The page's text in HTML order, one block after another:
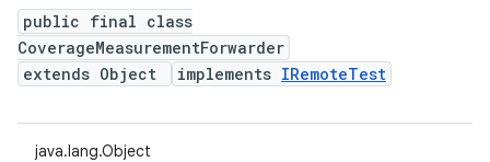
public final class
CoverageMeasurementForwarder
extends Object
implements IRemoteTest
java.lang.Object